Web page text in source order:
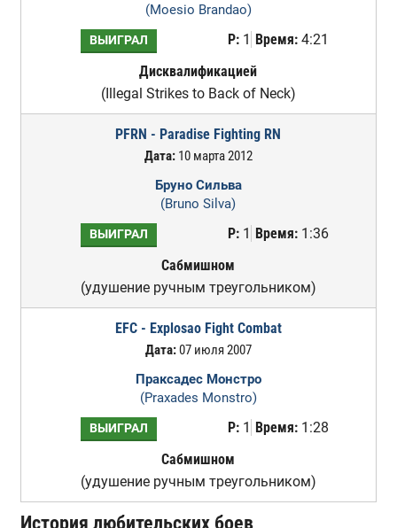
(Moesio Brandao)
ВЫИГРАЛ Р:1 Время:4:21
Дисквалификацией
(Illegal Strikes to Back of Neck)
PFRN - Paradise Fighting RN
Дата:10 марта 2012
Бруно Сильва
(Bruno Silva)
ВЫИГРАЛ Р:1 Время:1:36
Сабмишном
(удушение ручным треугольником)
EFC - Explosao Fight Combat
Дата:07 июля 2007
Праксадес Монстро
(Praxades Monstro)
ВЫИГРАЛ Р:1 Время:1:28
Сабмишном
(удушение ручным треугольником)
История любительских боев